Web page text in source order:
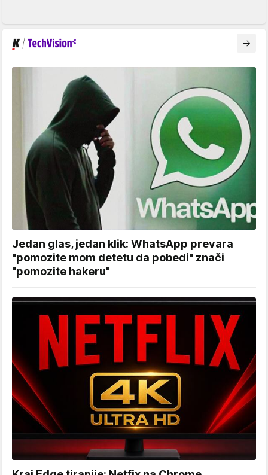
Jedan glas, jedan klik: WhatsApp prevara
"pomozite mom detetu da pobedi" znači
"pomozite hakeru"